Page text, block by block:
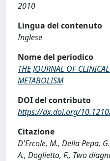
2010
Lingua del contenuto
Inglese
Nome del periodico
THE JOURNAL OF
METABOLISM
DOI del contributo
https://dx.doi.org/
Citazione
D'Ercole, M., Della Pepa,
A., Doglietto, F., Two